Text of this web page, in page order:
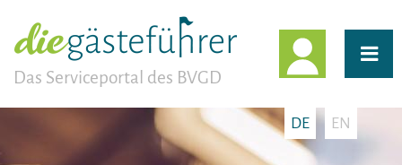
Das Serviceportal des BVGD
DE EN